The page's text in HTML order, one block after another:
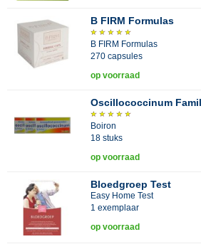
B FIRM Formulas
B FIRM Formulas
270 capsules
op voorraad
Oscillococcinum
Boiron
18 stuks
op voorraad
Bloedgroep Test
Easy Home Test
1 exemplaar
op voorraad